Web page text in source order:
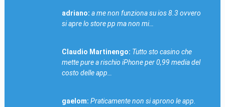
adriano: a me non funziona su ios 8.3 ovvero
si apre lo store pp ma non mi…
Claudio Martinengo: Tutto sto casino che
mette pure a rischio iPhone per 0,99 media del
costo delle app…
gaelom: Praticamente non si aprono le app.